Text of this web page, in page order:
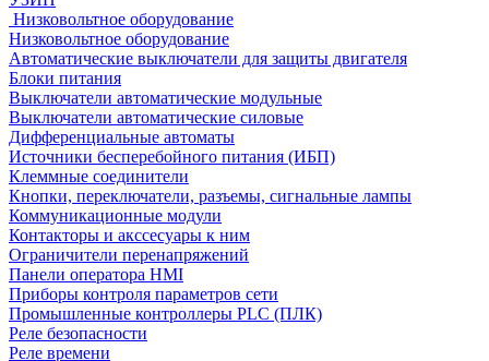
Низковольтное оборудование
Низковольтное оборудование
Автоматические выключатели для защиты двигателя
Блоки питания
Выключатели автоматические модульные
Выключатели автоматические силовые
Дифференциальные автоматы
Источники бесперебойного питания (ИБП)
Клеммные соединители
Кнопки, переключатели, разъемы, сигнальные лампы
Коммуникационные модули
Контакторы и акссесуары к ним
Ограничители перенапряжений
Панели оператора HMI
Приборы контроля параметров сети
Промышленные контроллеры PLC (ПЛК)
Реле безопасности
Реле времени